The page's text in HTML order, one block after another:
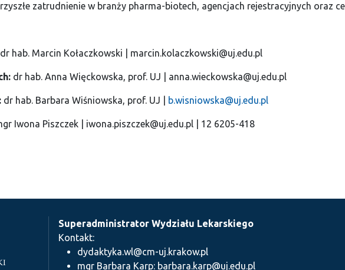
zatrudnienie w branży pharma-biotech, agencjach rejestracyjnych oraz
hab. Marcin Kołaczkowski | marcin.kolaczkowski@uj.edu.pl
dr hab. Anna Więckowska, prof. UJ | anna.wieckowska@uj.edu.pl
dr hab. Barbara Wiśniowska, prof. UJ | b.wisniowska@uj.edu.pl
Iwona Piszczek | iwona.piszczek@uj.edu.pl | 12 6205-418
Superadministrator Wydziału Lekarskiego
Kontakt:
dydaktyka.wl@cm-uj.krakow.pl
mgr Barbara Karp: barbara.karp@uj.edu.pl